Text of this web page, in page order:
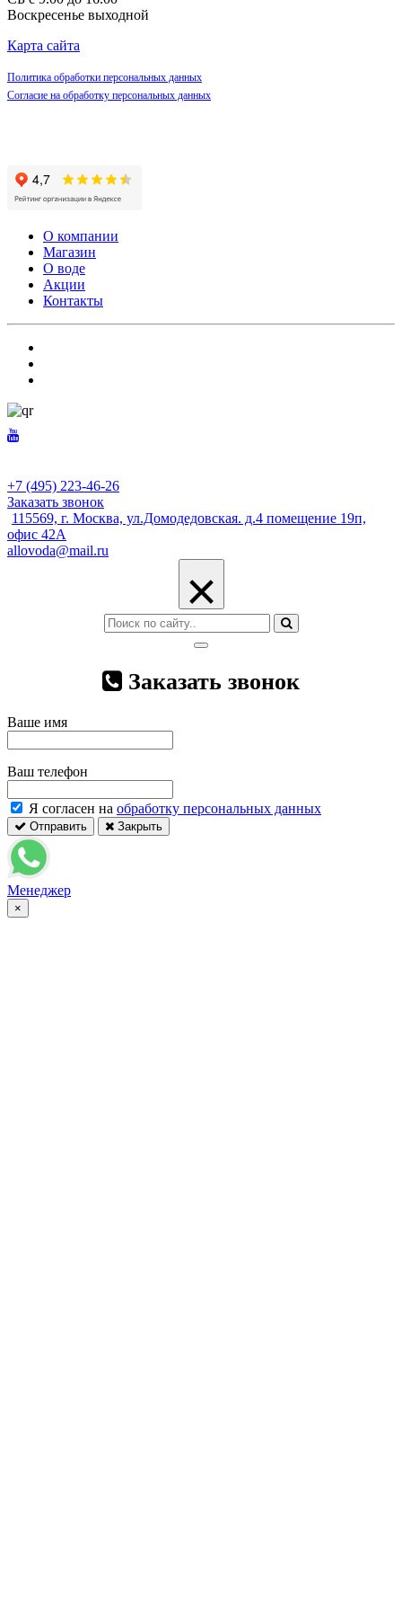
Воскресенье выходной
Карта сайта
Политика обработки персональных данных
Согласие на обработку персональных данных
О компании
Магазин
О воде
Акции
Контакты
+7 (495) 223-46-26
Заказать звонок
115569, г. Москва, ул.Домодедовская. д.4 помещение 19п,
офис 42А
allovoda@mail.ru
×
Заказать звонок
Ваше имя
Ваш телефон
Я согласен на обработку персональных данных
Отправить Закрыть
Менеджер
×